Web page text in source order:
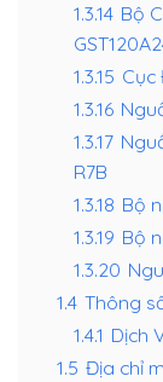
1.3.14 Bộ
1.3.15 Cục
1.3.16
1.3.17
R7B
1.3.18 Bộ
1.3.19 Bộ
1.3.20
1.4 Thông
1.4.1 Dịch
1.5 Địa chỉ